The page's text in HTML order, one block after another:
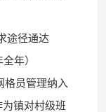
途径通达
年）
格员管理纳入
镇对村级班